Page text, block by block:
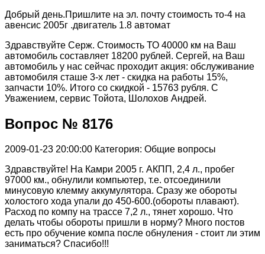
Добрый день.Пришлите на эл. почту стоимость то-4 на
авенсис 2005г .двигатель 1.8 автомат
Здравствуйте Серж. Стоимость ТО 40000 км на Ваш
автомобиль составляет 18200 рублей. Сергей, на Ваш
автомобиль у нас сейчас проходит акция: обслуживание
автомобиля сташе 3-х лет - скидка на работы 15%,
запчасти 10%. Итого со скидкой - 15763 рубля. С
Уважением, сервис Тойота, Шолохов Андрей.
Вопрос № 8176
2009-01-23 20:00:00 Категория: Общие вопросы
Здравствуйте! На Камри 2005 г. АКПП, 2,4 л., пробег
97000 км., обнулили компьютер, т.е. отсоединили
минусовую клемму аккумулятора. Сразу же обороты
холостого хода упали до 450-600.(обороты плавают).
Расход по компу на трассе 7,2 л., тянет хорошо. Что
делать чтобы обороты пришли в норму? Много постов
есть про обучение компа после обнуления - стоит ли этим
заниматься? Спасибо!!!